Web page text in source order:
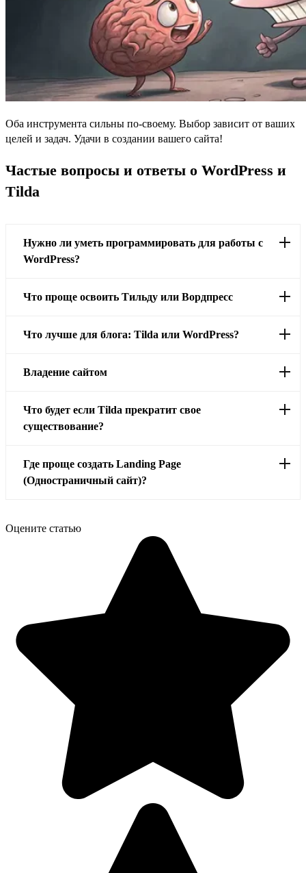
Оба инструмента сильны по-своему. Выбор зависит от ваших
целей и задач. Удачи в создании вашего сайта!
Частые вопросы и ответы о WordPress и
Tilda
Нужно ли уметь программировать для работы с
WordPress?
Что проще освоить Тильду или Вордпресс
Что лучше для блога: Tilda или WordPress?
Владение сайтом
Что будет если Tilda прекратит свое
существование?
Где проще создать Landing Page
(Одностраничный сайт)?
Оцените статью